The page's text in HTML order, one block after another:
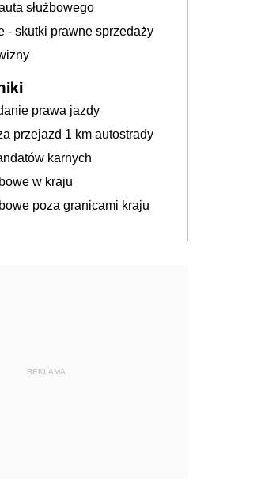
służbowego
- skutki prawne sprzedaży
prawa jazdy
przejazd 1 km autostrady
karnych
w kraju
poza granicami kraju
REKLAMA